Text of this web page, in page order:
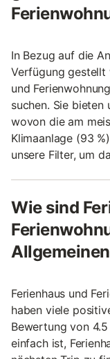
In Bezug auf die
Verfügung gestellt
und
suchen. Sie
wovon die am
Klimaanlage (93
unsere Filter, um
Wie sind
Ferienhaus und
haben viele
Bewertung von
einfach ist,